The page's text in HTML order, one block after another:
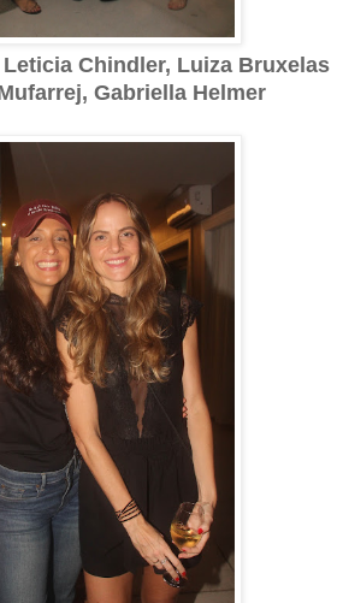
Chindler, Luiza Bruxelas
Gabriella Helmer